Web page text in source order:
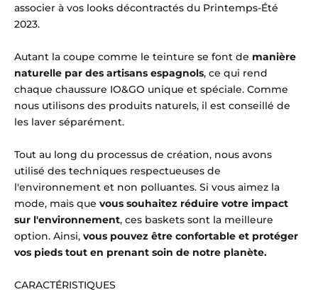
associer à vos looks décontractés du Printemps-Été
2023.
Autant la coupe comme le teinture se font de manière
naturelle par des artisans espagnols, ce qui rend
chaque chaussure IO&GO unique et spéciale. Comme
nous utilisons des produits naturels, il est conseillé de
les laver séparément.
Tout au long du processus de création, nous avons
utilisé des techniques respectueuses de
l'environnement et non polluantes. Si vous aimez la
mode, mais que vous souhaitez réduire votre impact
sur l'environnement, ces baskets sont la meilleure
option. Ainsi, vous pouvez être confortable et protéger
vos pieds tout en prenant soin de notre planète.
CARACTÉRISTIQUES